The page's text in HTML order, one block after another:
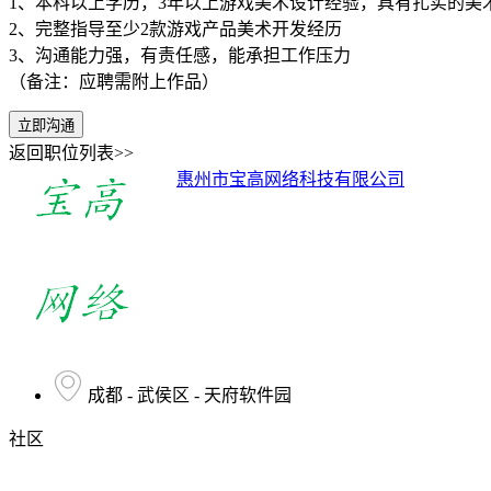
2、完整指导至少2款游戏产品美术开发经历
3、沟通能力强，有责任感，能承担工作压力
（备注：应聘需附上作品）
立即沟通
返回职位列表>>
惠州市宝高网络科技有限公司
成都 - 武侯区 - 天府软件园
社区